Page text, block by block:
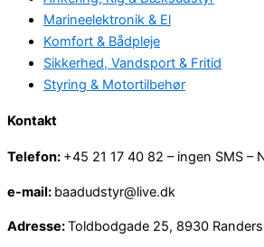
Marineelektronik & El
Komfort & Bådpleje
Sikkerhed, Vandsport & Fritid
Styring & Motortilbehør
Kontakt
Telefon: +45 21 17 40 82 – ingen SMS –
e-mail: baadudstyr@live.dk
Adresse:Toldbodgade 25, 8930